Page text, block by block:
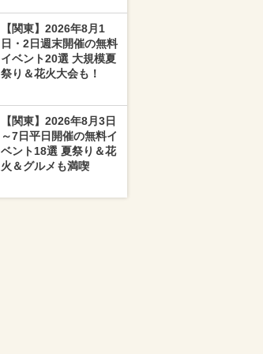
【関東】2026年8月1
日・2日週末開催の無料
イベント20選 大規模夏
祭り＆花火大会も！
【関東】2026年8月3日
～7日平日開催の無料イ
ベント18選 夏祭り＆花
火＆グルメも満喫